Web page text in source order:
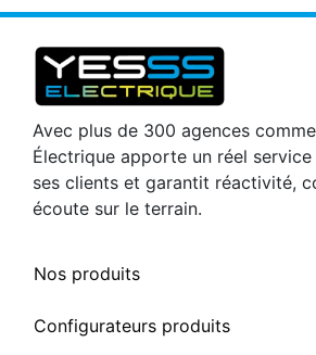
Avec plus de 300 agences
Électrique apporte un réel
ses clients et garantit réactivité,
écoute sur le terrain.
Nos produits
Configurateurs produits